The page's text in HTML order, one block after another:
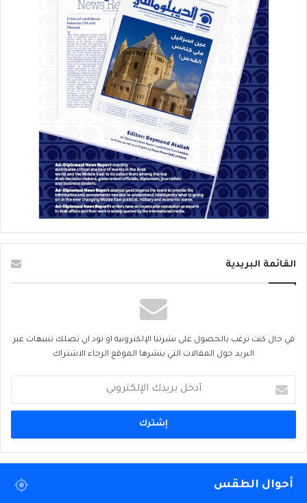
القائمة البريدية
في حال كنت ترغب بالحصول على نشرتنا الإلكترونية او تود ان تصلك تنبيهات عبر
البريد حول المقالات التي ينشرها الموقع الرجاء الاشتراك
بريدك
الإلكتروني
أحوال الطقس